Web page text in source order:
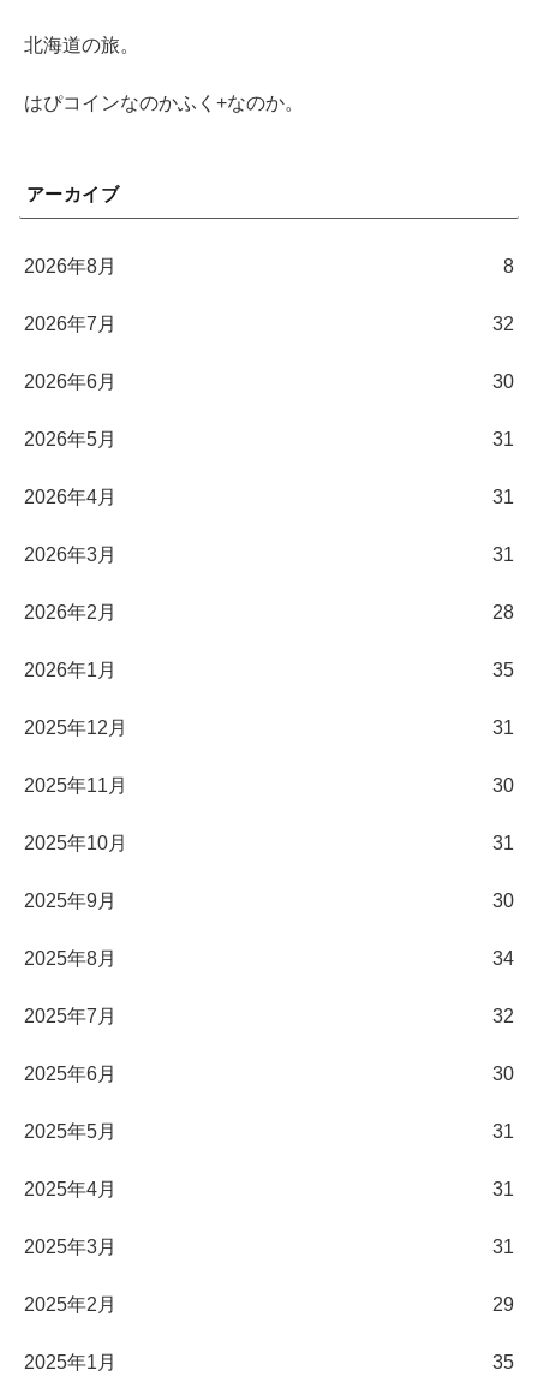
北海道の旅。
はぴコインなのかふく+なのか。
アーカイブ
2026年8月 8
2026年7月 32
2026年6月 30
2026年5月 31
2026年4月 31
2026年3月 31
2026年2月 28
2026年1月 35
2025年12月 31
2025年11月 30
2025年10月 31
2025年9月 30
2025年8月 34
2025年7月 32
2025年6月 30
2025年5月 31
2025年4月 31
2025年3月 31
2025年2月 29
2025年1月 35